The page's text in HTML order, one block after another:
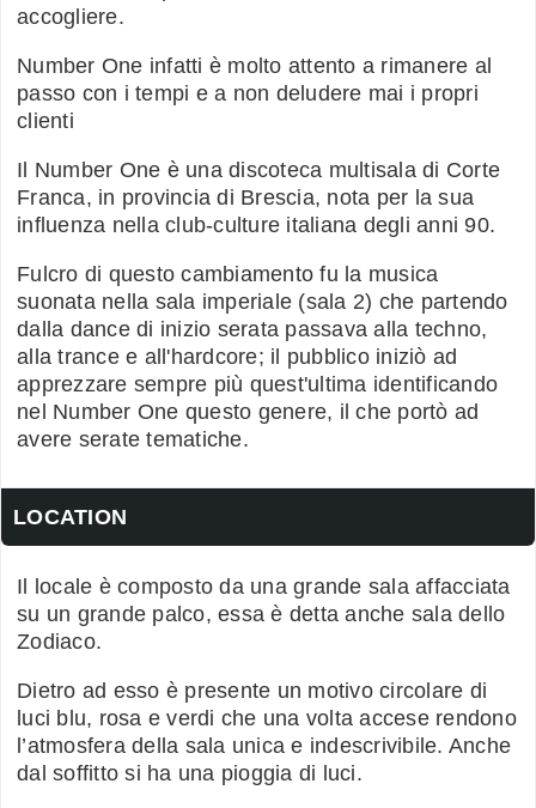
accogliere.
Number One infatti è molto attento a rimanere al
passo con i tempi e a non deludere mai i propri
clienti
Il Number One è una discoteca multisala di Corte
Franca, in provincia di Brescia, nota per la sua
influenza nella club-culture italiana degli anni 90.
Fulcro di questo cambiamento fu la musica
suonata nella sala imperiale (sala 2) che partendo
dalla dance di inizio serata passava alla techno,
alla trance e all'hardcore; il pubblico iniziò ad
apprezzare sempre più quest'ultima identificando
nel Number One questo genere, il che portò ad
avere serate tematiche.
LOCATION
Il locale è composto da una grande sala affacciata
su un grande palco, essa è detta anche sala dello
Zodiaco.
Dietro ad esso è presente un motivo circolare di
luci blu, rosa e verdi che una volta accese rendono
l’atmosfera della sala unica e indescrivibile. Anche
dal soffitto si ha una pioggia di luci.